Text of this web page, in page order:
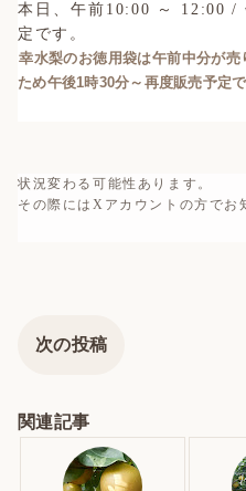
本日、午前10:00 ～ 12:00 /
定です。
幸水梨のお徳用袋は午前中分が
ため午後1時30分～再度販売予定で
状況変わる可能性あります。
その際にはXアカウントの方でお
次の投稿
関連記事